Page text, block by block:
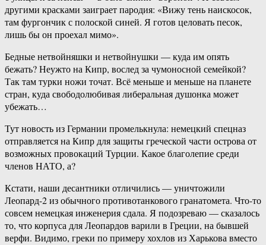
другими красками заиграет пародия: «Вижу тень наискосок,
там фургончик с полоской синей. Я готов целовать песок,
лишь бы он проехал мимо».
Бедные нетвойняшки и нетвойнушки — куда им опять
бежать? Неужто на Кипр, вослед за чумоносной семейкой?
Так там турки ножи точат. Всё меньше и меньше на планете
стран, куда свободолюбивая либеральная душонка может
убежать…
Тут новость из Германии промелькнула: немецкий спецназ
отправляется на Кипр для защиты греческой части острова от
возможных провокаций Турции. Какое благолепие среди
членов НАТО, а?
Кстати, наши десантники отличились — уничтожили
Леопард-2 из обычного противотанкового гранатомета. Что-то
совсем немецкая инженерия сдала. Я подозреваю — сказалось
то, что корпуса для Леопардов варили в Греции, на бывшей
верфи. Видимо, греки по примеру хохлов из Харькова вместо